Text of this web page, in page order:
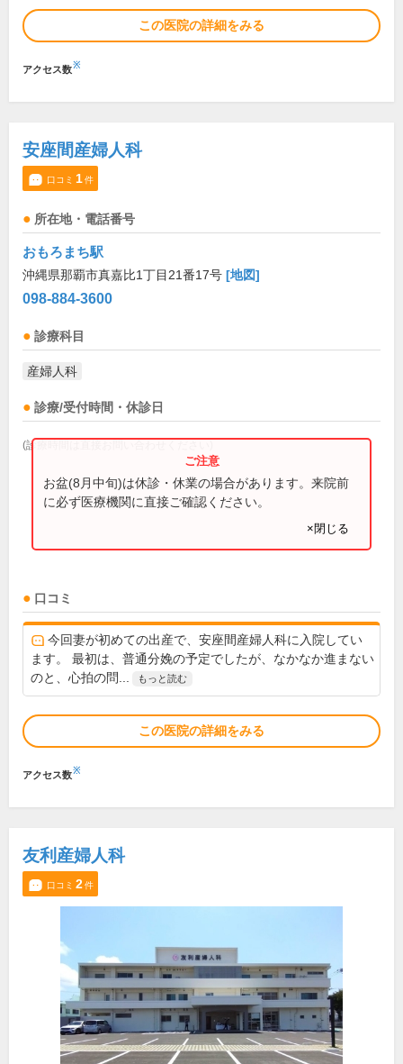
この医院の詳細をみる
アクセス数※
安座間産婦人科
口コミ 1件
所在地・電話番号
おもろまち駅
沖縄県那覇市真嘉比1丁目21番17号 [地図]
098-884-3600
診療科目
産婦人科
診療/受付時間・休診日
(診療時間は直接お問い合わせください)
お盆(8月中旬)は休診・休業の場合があります。来院前
に必ず医療機関に直接ご確認ください。
×閉じる
口コミ
今回妻が初めての出産で、安座間産婦人科に入院してい
ます。 最初は、普通分娩の予定でしたが、なかなか進まない
のと、心拍の問...
もっと読む
この医院の詳細をみる
アクセス数※
友利産婦人科
口コミ 2件